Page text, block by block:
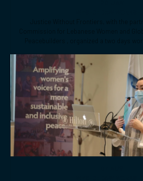
WPS-CEDAW
Justice Without Frontiers, with the
Commission for Lebanese Women and
Peacebuilders , organized a two days
CEDAW General Recommendations (GRs)
Reporting and Joint implementation of the